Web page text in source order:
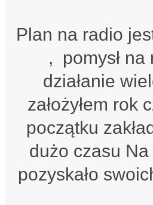
Plan na radio
, pomysł
działanie
założyłem
początku
dużo czasu
pozyskało